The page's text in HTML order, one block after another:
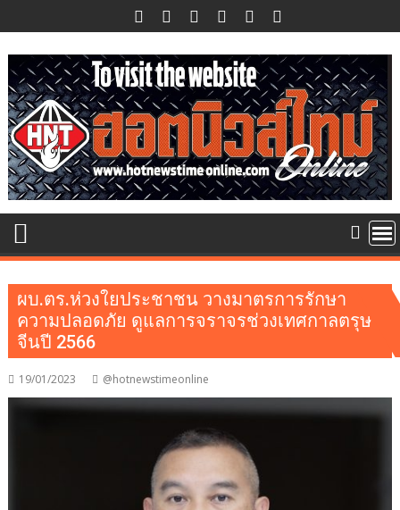
to
content
ผบ.ตร.ห่วงใยประชาชน วางมาตรการรักษา
ความปลอดภัย ดูแลการจราจรช่วงเทศกาลตรุษ
จีนปี 2566
19/01/2023 @hotnewstimeonline